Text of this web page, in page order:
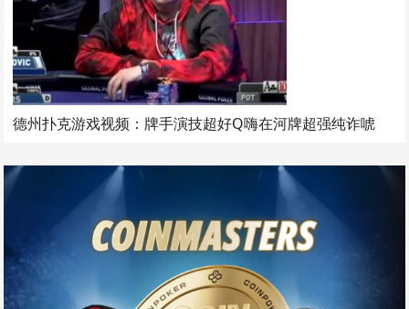
德州扑克游戏视频：牌手演技超好Q嗨在河牌超强纯诈唬